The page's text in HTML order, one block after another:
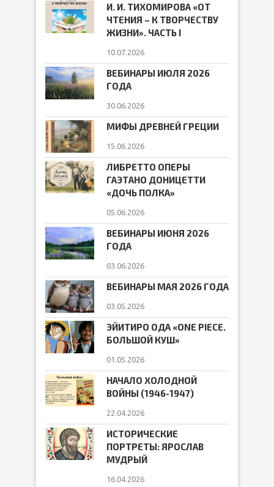
И. И. ТИХОМИРОВА «ОТ
ЧТЕНИЯ – К ТВОРЧЕСТВУ
ЖИЗНИ». ЧАСТЬ I
10.07.2026
ВЕБИНАРЫ ИЮЛЯ 2026
ГОДА
30.06.2026
МИФЫ ДРЕВНЕЙ ГРЕЦИИ
15.06.2026
ЛИБРЕТТО ОПЕРЫ
ГАЭТАНО ДОНИЦЕТТИ
«ДОЧЬ ПОЛКА»
05.06.2026
ВЕБИНАРЫ ИЮНЯ 2026
ГОДА
03.06.2026
ВЕБИНАРЫ МАЯ 2026 ГОДА
03.05.2026
ЭЙИТИРО ОДА «ONE PIECE.
БОЛЬШОЙ КУШ»
01.05.2026
НАЧАЛО ХОЛОДНОЙ
ВОЙНЫ (1946-1947)
22.04.2026
ИСТОРИЧЕСКИЕ
ПОРТРЕТЫ: ЯРОСЛАВ
МУДРЫЙ
16.04.2026